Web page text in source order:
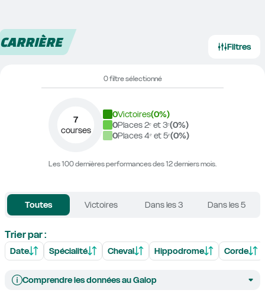
CARRIÈRE Filtres
0 filtre sélectionné
7
courses
0Victoires(0%)
0Places 2ᵉ et 3ᵉ(0%)
0Places 4ᵉ et 5ᵉ(0%)
Les 100 dernières performances des 12 derniers mois.
Toutes Victoires Dans les 3 Dans les 5
Trier par :
Date Spécialité Cheval Hippodrome Corde
Comprendre les données au Galop